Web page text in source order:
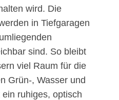
wird. Die
in Tiefgaragen
sind. So bleibt
viel Raum für die
Grün-, Wasser und
ruhiges, optisch